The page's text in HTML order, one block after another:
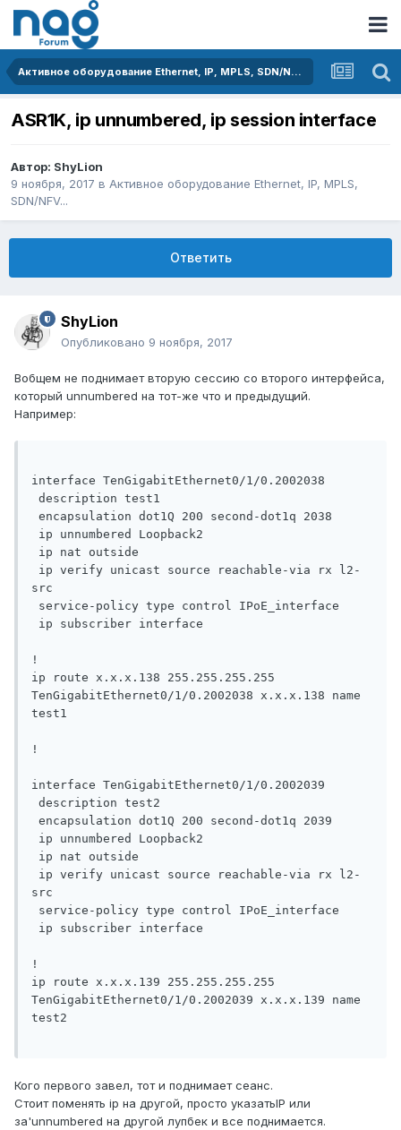
Активное оборудование Ethernet, IP, MPLS, SDN/NFV...
ASR1K, ip unnumbered, ip session interface
Автор: ShyLion
9 ноября, 2017 в Активное оборудование Ethernet, IP, MPLS,
SDN/NFV...
Ответить
ShyLion
Опубликовано 9 ноября, 2017
Вобщем не поднимает вторую сессию со второго интерфейса,
который unnumbered на тот-же что и предыдущий.
Например:
interface TenGigabitEthernet0/1/0.2002038
description test1
encapsulation dot1Q 200 second-dot1q 2038
ip unnumbered Loopback2
ip nat outside
ip verify unicast source reachable-via rx l2-
src
service-policy type control IPoE_interface
ip subscriber interface
!
ip route x.x.x.138 255.255.255.255
TenGigabitEthernet0/1/0.2002038 x.x.x.138 name
test1
!
interface TenGigabitEthernet0/1/0.2002039
description test2
encapsulation dot1Q 200 second-dot1q 2039
ip unnumbered Loopback2
ip nat outside
ip verify unicast source reachable-via rx l2-
src
service-policy type control IPoE_interface
ip subscriber interface
!
ip route x.x.x.139 255.255.255.255
TenGigabitEthernet0/1/0.2002039 x.x.x.139 name
test2
Кого первого завел, тот и поднимает сеанс.
Стоит поменять ip на другой, просто указатьIP или
за'unnumbered на другой лупбек и все поднимается.